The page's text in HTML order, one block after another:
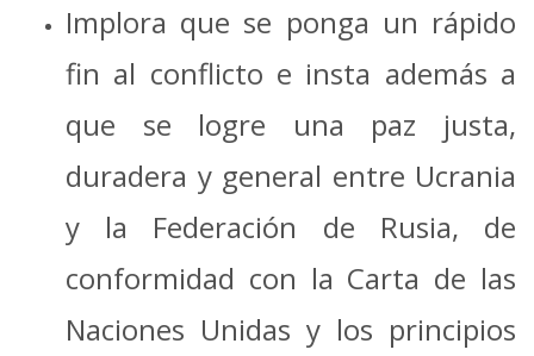
Implora que se ponga un rápido
fin al conflicto e insta además a
que se logre una paz justa,
duradera y general entre Ucrania
y la Federación de Rusia, de
conformidad con la Carta de las
Naciones Unidas y los principios